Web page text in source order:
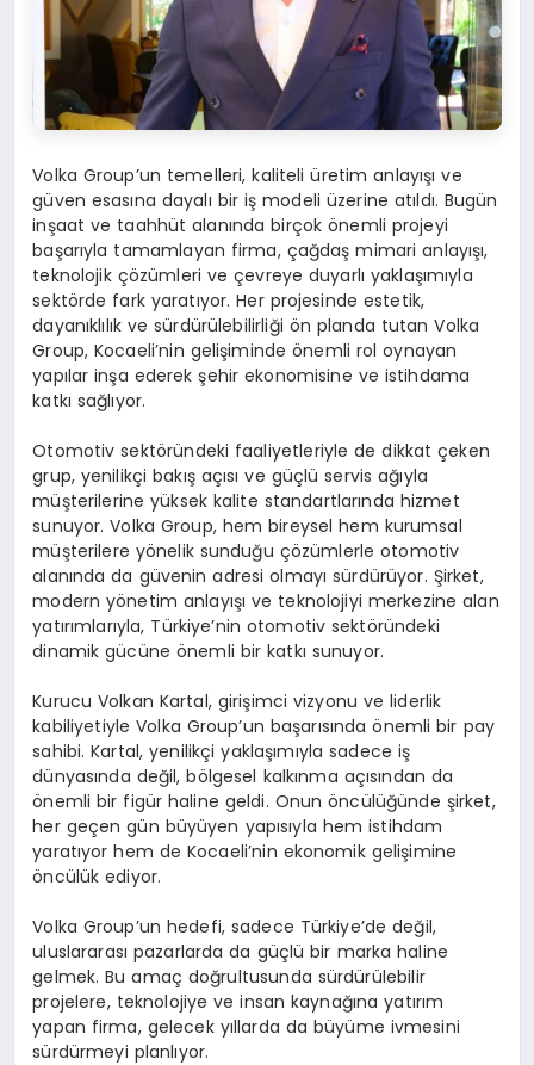
Volka Group’un temelleri, kaliteli üretim anlayışı ve
güven esasına dayalı bir iş modeli üzerine atıldı. Bugün
inşaat ve taahhüt alanında birçok önemli projeyi
başarıyla tamamlayan firma, çağdaş mimari anlayışı,
teknolojik çözümleri ve çevreye duyarlı yaklaşımıyla
sektörde fark yaratıyor. Her projesinde estetik,
dayanıklılık ve sürdürülebilirliği ön planda tutan Volka
Group, Kocaeli’nin gelişiminde önemli rol oynayan
yapılar inşa ederek şehir ekonomisine ve istihdama
katkı sağlıyor.
Otomotiv sektöründeki faaliyetleriyle de dikkat çeken
grup, yenilikçi bakış açısı ve güçlü servis ağıyla
müşterilerine yüksek kalite standartlarında hizmet
sunuyor. Volka Group, hem bireysel hem kurumsal
müşterilere yönelik sunduğu çözümlerle otomotiv
alanında da güvenin adresi olmayı sürdürüyor. Şirket,
modern yönetim anlayışı ve teknolojiyi merkezine alan
yatırımlarıyla, Türkiye’nin otomotiv sektöründeki
dinamik gücüne önemli bir katkı sunuyor.
Kurucu Volkan Kartal, girişimci vizyonu ve liderlik
kabiliyetiyle Volka Group’un başarısında önemli bir pay
sahibi. Kartal, yenilikçi yaklaşımıyla sadece iş
dünyasında değil, bölgesel kalkınma açısından da
önemli bir figür haline geldi. Onun öncülüğünde şirket,
her geçen gün büyüyen yapısıyla hem istihdam
yaratıyor hem de Kocaeli’nin ekonomik gelişimine
öncülük ediyor.
Volka Group’un hedefi, sadece Türkiye’de değil,
uluslararası pazarlarda da güçlü bir marka haline
gelmek. Bu amaç doğrultusunda sürdürülebilir
projelere, teknolojiye ve insan kaynağına yatırım
yapan firma, gelecek yıllarda da büyüme ivmesini
sürdürmeyi planlıyor.